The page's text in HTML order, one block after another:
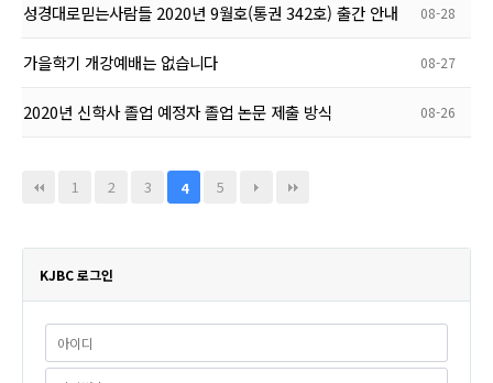
성경대로믿는사람들 2020년 9월호(통권 342호) 출간 안내 08-28
가을학기 개강예배는 없습니다 08-27
2020년 신학사 졸업 예정자 졸업 논문 제출 방식 08-26
1 2 3 4 5
KJBC 로그인